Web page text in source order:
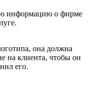
информацию о фирме
она должна
на клиента, чтобы он
его.